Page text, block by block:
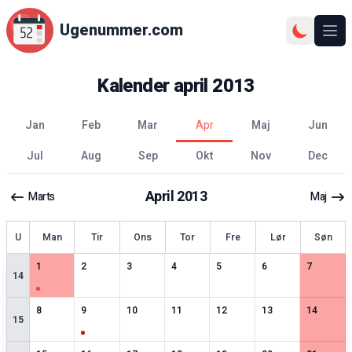
Ugenummer.com
Kalenderapril 2013
jan feb mar apr maj
jun
jul
aug sep okt nov dec
Marts April2013 Maj
Uge Man Tir Ons Tor Fre Lør Søn
14
11 særlige datoer
2
0særlige datoer
3
0særlige datoer
4
0særlige datoer
5
0særlige datoer
6
0særlige datoer
7
0særlige
15
8
0særlige datoer
9
1særlige datoer
10
0særlige datoer
11
0særlige datoer
12
0særlige datoer
13
0særlige datoer
14
0særlige